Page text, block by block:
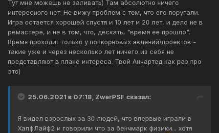
Тут мне можешь не заливать) Там абсолютно ничего
интересного нет. Не вижу проблем с тем, что его поругали.
Игра остается хорошей спустя и 10 лет и 20 лет, и дело не в
ремастере, и не в том, что, дескать, "время ее прошло".
Время проходит только у попкорновых явлений\проектов -
такие уже и через несколько лет ничего из себя не
представляют в плане интереса. Твой Анчартед как раз про
это)
25.06.2021 в 07:18, ZwerPSF сказал:
Я видел взрослых за 30 людей, что впервые играли в
ХалфЛайф2 и говорили что за бенчмарк физики... хотя